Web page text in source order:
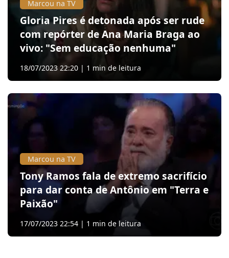
Marcou na TV
Gloria Pires é detonada após ser rude
com repórter de Ana Maria Braga ao
vivo: "Sem educação nenhuma"
18/07/2023 22:20 | 1 min de leitura
Marcou na TV
Tony Ramos fala de extremo sacrifício
para dar conta de Antônio em "Terra e
Paixão"
17/07/2023 22:54 | 1 min de leitura